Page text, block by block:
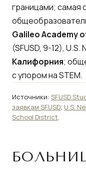
границами; самая
Galileo Academy
(SFUSD, 9-12), U.S.
Калифорния;
с упором на STEM.
Источники: SFUSD
заявкам SFUSD; U.S.
School District.